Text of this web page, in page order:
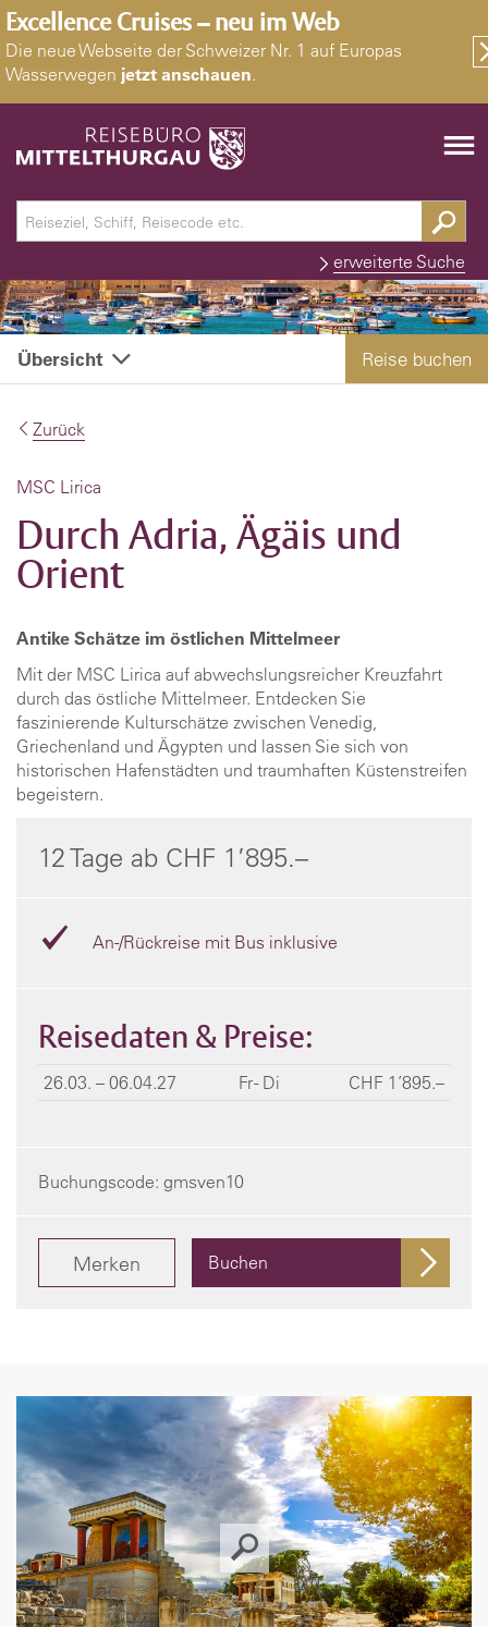
Excellence Cruises – neu im Web
Die neue Webseite der Schweizer Nr. 1 auf Europas
Wasserwegen jetzt anschauen.
erweiterte Suche
Übersicht Reise buchen
Zurück
MSC Lirica
Durch Adria, Ägäis und
Orient
Antike Schätze im östlichen Mittelmeer
Mit der MSC Lirica auf abwechslungsreicher Kreuzfahrt
durch das östliche Mittelmeer. Entdecken Sie
faszinierende Kulturschätze zwischen Venedig,
Griechenland und Ägypten und lassen Sie sich von
historischen Hafenstädten und traumhaften Küstenstreifen
begeistern.
12 Tage ab CHF 1’895.–
An-/Rückreise mit Bus inklusive
Reisedaten & Preise:
26.03. – 06.04.27 Fr - Di CHF 1’895.–
Buchungscode: gmsven10
Merken Buchen